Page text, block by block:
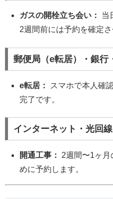
ガスの開栓立ち会い：
当
2週間前には予約を確定さ
郵便局（e転居）・銀行
e転居：
スマホで本人確
完了です。
インターネット・光回
開通工事：
2週間〜1ヶ
めに予約します。